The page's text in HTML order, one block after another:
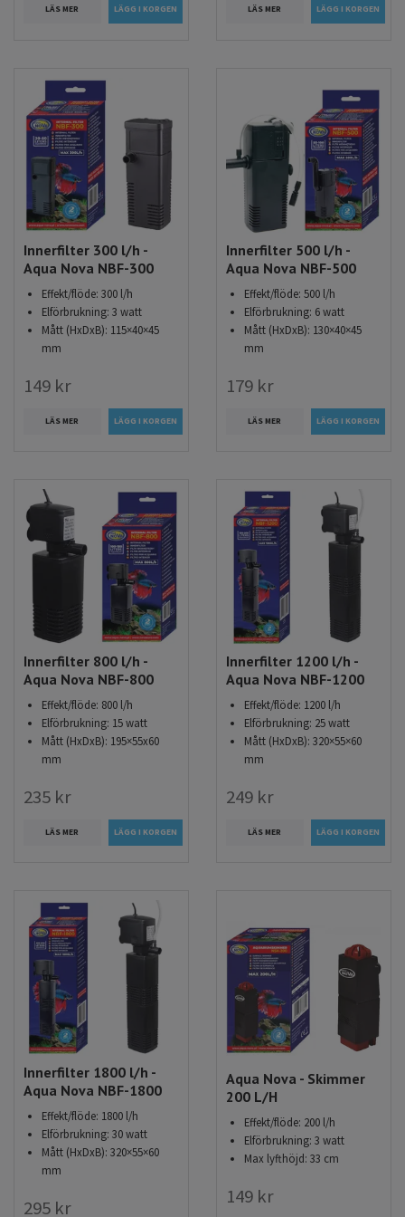
LÄS MER LÄS MER
Innerfilter 300 l/h -
Aqua Nova NBF-300
Effekt/flöde: 300 l/h
Elförbrukning: 3 watt
Mått (HxDxB): 115×40×45
mm
149 kr
LÄS MER
Innerfilter 500 l/h -
Aqua Nova NBF-500
Effekt/flöde: 500 l/h
Elförbrukning: 6 watt
Mått (HxDxB): 130×40×45
mm
179 kr
LÄS MER
Innerfilter 800 l/h -
Aqua Nova NBF-800
Effekt/flöde: 800 l/h
Elförbrukning: 15 watt
Mått (HxDxB): 195×55x60
mm
235 kr
LÄS MER
Innerfilter 1200 l/h -
Aqua Nova NBF-1200
Effekt/flöde: 1200 l/h
Elförbrukning: 25 watt
Mått (HxDxB): 320×55×60
mm
249 kr
LÄS MER
Innerfilter 1800 l/h -
Aqua Nova NBF-1800
Effekt/flöde: 1800 l/h
Elförbrukning: 30 watt
Mått (HxDxB): 320×55×60
mm
295 kr
Aqua Nova - Skimmer
200 L/H
Effekt/flöde: 200 l/h
Elförbrukning: 3 watt
Max lyfthöjd: 33 cm
149 kr